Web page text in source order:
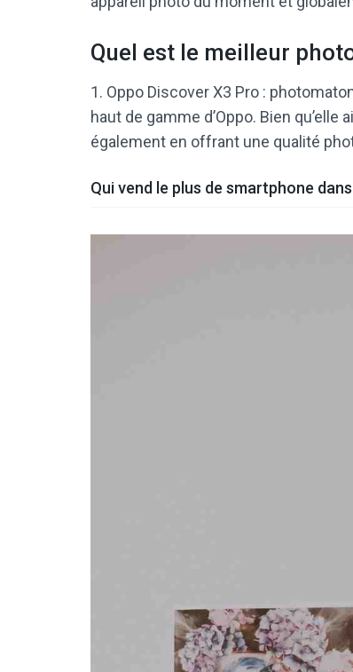
Quel est le meilleur
1. Oppo Discover X3 Pro :
haut de gamme d’Oppo. Bien
également en offrant une qualité
Qui vend le plus de smartphone